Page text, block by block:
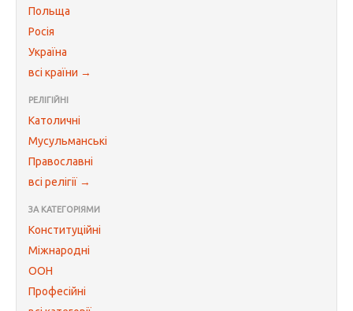
Польща
Росія
Україна
всі країни →
РЕЛІГІЙНІ
Католичні
Мусульманські
Православні
всі релігії →
ЗА КАТЕГОРІЯМИ
Конституційні
Міжнародні
ООН
Професійні